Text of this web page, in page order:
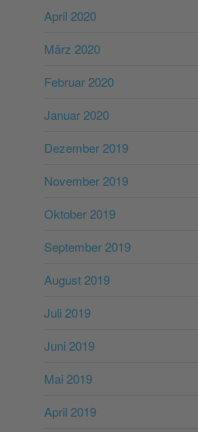
April 2020
März 2020
Februar 2020
Januar 2020
Dezember 2019
November 2019
Oktober 2019
September 2019
August 2019
Juli 2019
Juni 2019
Mai 2019
April 2019